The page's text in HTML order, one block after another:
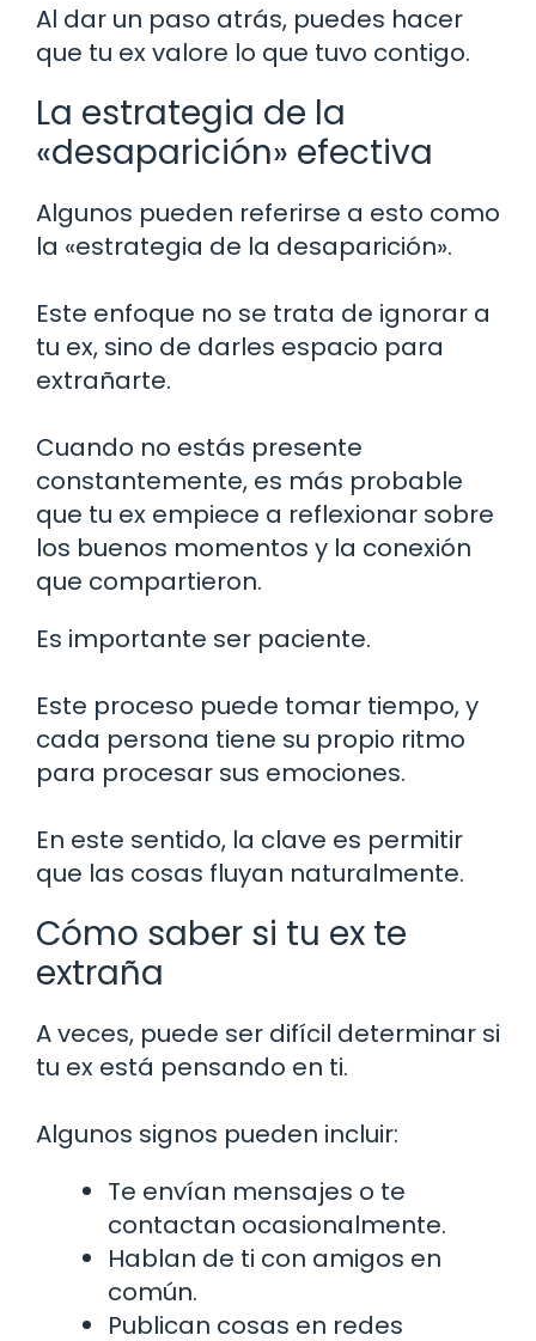
Al dar un paso atrás, puedes hacer
que tu ex valore lo que tuvo contigo.
La estrategia de la
«desaparición» efectiva
Algunos pueden referirse a esto como
la «estrategia de la desaparición».
Este enfoque no se trata de ignorar a
tu ex, sino de darles espacio para
extrañarte.
Cuando no estás presente
constantemente, es más probable
que tu ex empiece a reflexionar sobre
los buenos momentos y la conexión
que compartieron.
Es importante ser paciente.
Este proceso puede tomar tiempo, y
cada persona tiene su propio ritmo
para procesar sus emociones.
En este sentido, la clave es permitir
que las cosas fluyan naturalmente.
Cómo saber si tu ex te
extraña
A veces, puede ser difícil determinar si
tu ex está pensando en ti.
Algunos signos pueden incluir:
Te envían mensajes o te
contactan ocasionalmente.
Hablan de ti con amigos en
común.
Publican cosas en redes